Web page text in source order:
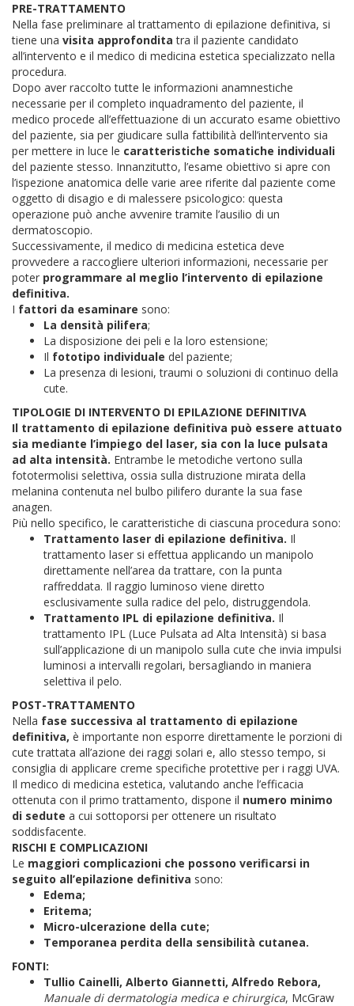
PRE-TRATTAMENTO
Nella fase preliminare al trattamento di epilazione definitiva, si
tiene una visita approfondita tra il paziente candidato
all’intervento e il medico di medicina estetica specializzato nella
procedura.
Dopo aver raccolto tutte le informazioni anamnestiche
necessarie per il completo inquadramento del paziente, il
medico procede all’effettuazione di un accurato esame obiettivo
del paziente, sia per giudicare sulla fattibilità dell’intervento sia
per mettere in luce le caratteristiche somatiche individuali
del paziente stesso. Innanzitutto, l’esame obiettivo si apre con
l’ispezione anatomica delle varie aree riferite dal paziente come
oggetto di disagio e di malessere psicologico: questa
operazione può anche avvenire tramite l’ausilio di un
dermatoscopio.
Successivamente, il medico di medicina estetica deve
provvedere a raccogliere ulteriori informazioni, necessarie per
poter programmare al meglio l’intervento di epilazione
definitiva.
I fattori da esaminare sono:
La densità pilifera;
La disposizione dei peli e la loro estensione;
Il fototipo individuale del paziente;
La presenza di lesioni, traumi o soluzioni di continuo della
cute.
TIPOLOGIE DI INTERVENTO DI EPILAZIONE DEFINITIVA
Il trattamento di epilazione definitiva può essere attuato
sia mediante l’impiego del laser, sia con la luce pulsata
ad alta intensità. Entrambe le metodiche vertono sulla
fototermolisi selettiva, ossia sulla distruzione mirata della
melanina contenuta nel bulbo pilifero durante la sua fase
anagen.
Più nello specifico, le caratteristiche di ciascuna procedura sono:
Trattamento laser di epilazione definitiva. Il
trattamento laser si effettua applicando un manipolo
direttamente nell’area da trattare, con la punta
raffreddata. Il raggio luminoso viene diretto
esclusivamente sulla radice del pelo, distruggendola.
Trattamento IPL di epilazione definitiva. Il
trattamento IPL (Luce Pulsata ad Alta Intensità) si basa
sull’applicazione di un manipolo sulla cute che invia impulsi
luminosi a intervalli regolari, bersagliando in maniera
selettiva il pelo.
POST-TRATTAMENTO
Nella fase successiva al trattamento di epilazione
definitiva, è importante non esporre direttamente le porzioni di
cute trattata all’azione dei raggi solari e, allo stesso tempo, si
consiglia di applicare creme specifiche protettive per i raggi UVA.
Il medico di medicina estetica, valutando anche l’efficacia
ottenuta con il primo trattamento, dispone il numero minimo
di sedute a cui sottoporsi per ottenere un risultato
soddisfacente.
RISCHI E COMPLICAZIONI
Le maggiori complicazioni che possono verificarsi in
seguito all’epilazione definitiva sono:
Edema;
Eritema;
Micro-ulcerazione della cute;
Temporanea perdita della sensibilità cutanea.
FONTI:
Tullio Cainelli, Alberto Giannetti, Alfredo Rebora,
Manuale di dermatologia medica e chirurgica, McGraw